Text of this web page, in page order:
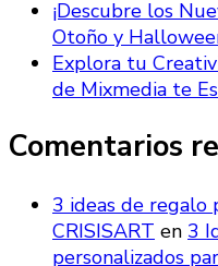
¡Descubre los
Otoño y
Explora tu
de Mixmedia te
Comentarios
3 ideas de regalo
CRISISART en 3
personalizados